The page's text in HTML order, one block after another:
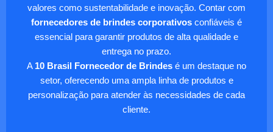
valores como sustentabilidade e inovação. Contar com
fornecedores de brindes corporativos confiáveis é
essencial para garantir produtos de alta qualidade e
entrega no prazo.
A 10 Brasil Fornecedor de Brindes é um destaque no
setor, oferecendo uma ampla linha de produtos e
personalização para atender às necessidades de cada
cliente.